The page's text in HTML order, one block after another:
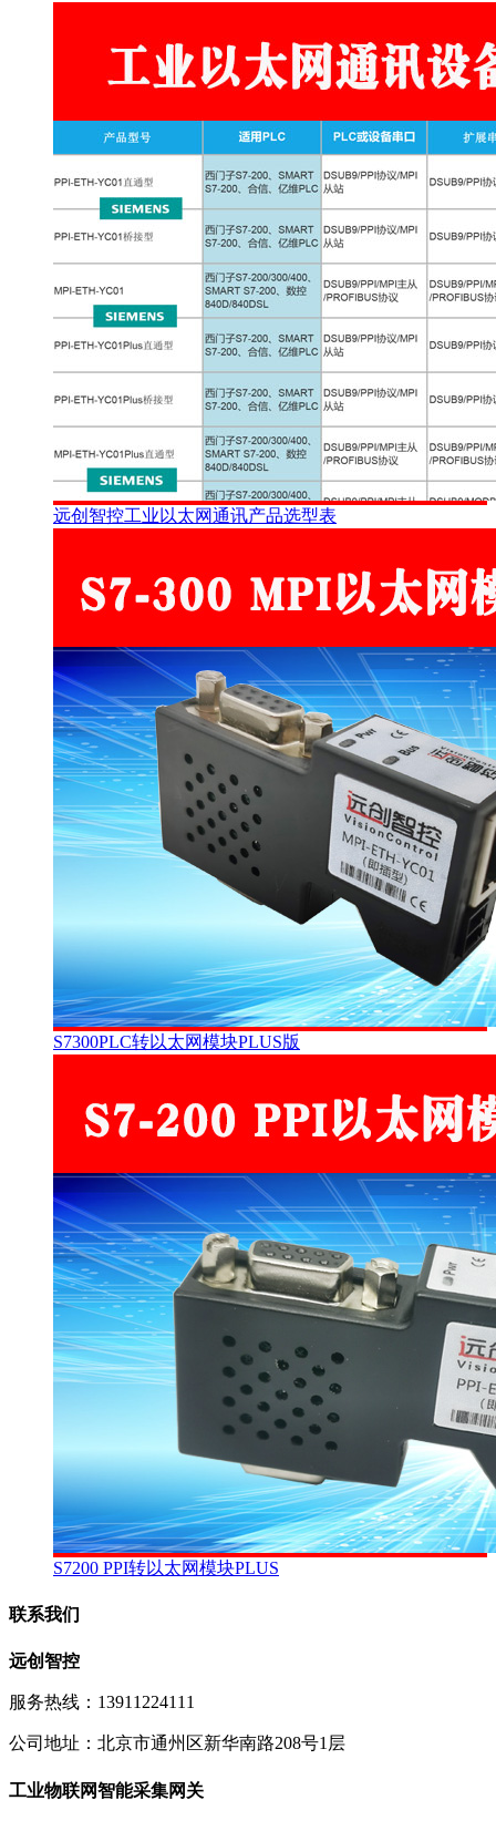
远创智控工业以太网通讯产品选型表
S7300PLC转以太网模块PLUS版
S7200 PPI转以太网模块PLUS
联系我们
远创智控
服务热线：13911224111
公司地址：北京市通州区新华南路208号1层
工业物联网智能采集网关